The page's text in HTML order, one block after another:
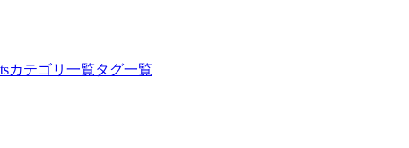
カテゴリ一覧タグ一覧